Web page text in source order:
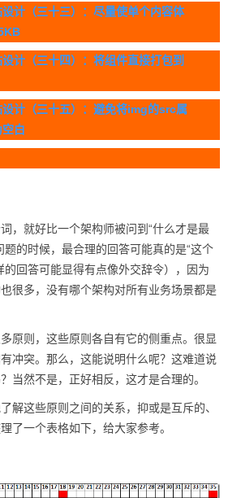
计（三十三）：尽量使单个内容体
计（三十四）：将组件直接打包到
设计（三十五）：避免将img的src属
白
，就好比一个架构师被问到“什么才是最
题的时候，最合理的回答可能真的是“这个
的回答可能显得有点像外交辞令），因为
很多，没有哪个架构对所有业务场景都是
原则，这些原则各自有它的侧重点。很显
冲突。那么，这能说明什么呢？这难道说
当然不是，正好相反，这才是合理的。
解这些原则之间的关系，抑或是互斥的、
了一个表格如下，给大家参考。